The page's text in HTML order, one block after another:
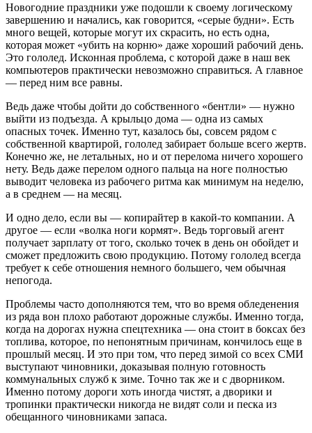
Новогодние праздники уже подошли к своему логическому
завершению и начались, как говорится, «серые будни». Есть
много вещей, которые могут их скрасить, но есть одна,
которая может «убить на корню» даже хороший рабочий день.
Это гололед. Исконная проблема, с которой даже в наш век
компьютеров практически невозможно справиться. А главное
— перед ним все равны.
Ведь даже чтобы дойти до собственного «бентли» — нужно
выйти из подъезда. А крыльцо дома — одна из самых
опасных точек. Именно тут, казалось бы, совсем рядом с
собственной квартирой, гололед забирает больше всего жертв.
Конечно же, не летальных, но и от перелома ничего хорошего
нету. Ведь даже перелом одного пальца на ноге полностью
выводит человека из рабочего ритма как минимум на неделю,
а в среднем — на месяц.
И одно дело, если вы — копирайтер в какой-то компании. А
другое — если «волка ноги кормят». Ведь торговый агент
получает зарплату от того, сколько точек в день он обойдет и
сможет предложить свою продукцию. Потому гололед всегда
требует к себе отношения немного большего, чем обычная
непогода.
Проблемы часто дополняются тем, что во время обледенения
из ряда вон плохо работают дорожные службы. Именно тогда,
когда на дорогах нужна спецтехника — она стоит в боксах без
топлива, которое, по непонятным причинам, кончилось еще в
прошлый месяц. И это при том, что перед зимой со всех СМИ
выступают чиновники, доказывая полную готовность
коммунальных служб к зиме. Точно так же и с дворником.
Именно потому дороги хоть иногда чистят, а дворики и
тропинки практически никогда не видят соли и песка из
обещанного чиновниками запаса.